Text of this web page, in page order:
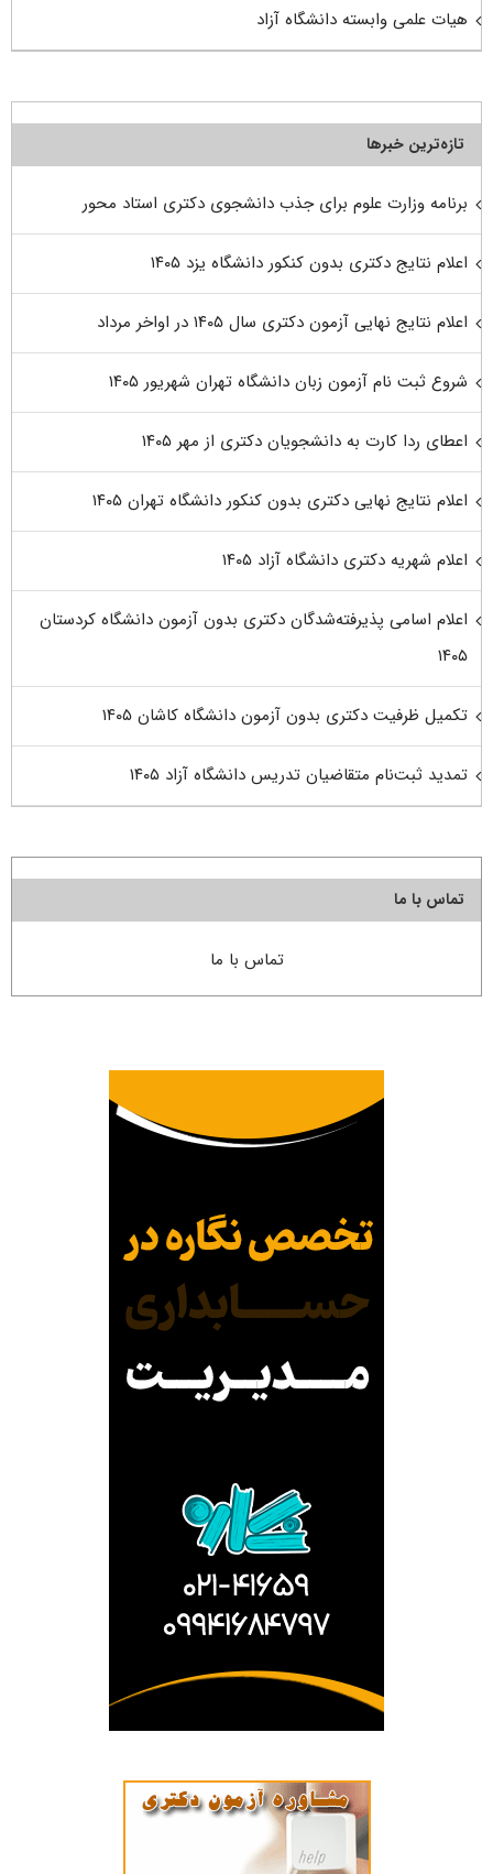
هیات علمی وابسته دانشگاه آزاد
تازه‌ترین خبرها
برنامه وزارت علوم برای جذب دانشجوی دکتری استاد محور
اعلام نتایج دکتری بدون کنکور دانشگاه یزد ۱۴۰۵
اعلام نتایج نهایی آزمون دکتری سال ۱۴۰۵ در اواخر مرداد
شروع ثبت نام آزمون زبان دانشگاه تهران شهریور ۱۴۰۵
اعطای ردا کارت به دانشجویان دکتری از مهر ۱۴۰۵
اعلام نتایج نهایی دکتری بدون کنکور دانشگاه تهران ۱۴۰۵
اعلام شهریه دکتری دانشگاه آزاد ۱۴۰۵
اعلام اسامی پذیرفته‌شدگان دکتری بدون آزمون دانشگاه کردستان
۱۴۰۵
تکمیل ظرفیت دکتری بدون آزمون دانشگاه کاشان ۱۴۰۵
تمدید ثبت‌نام متقاضیان تدریس دانشگاه آزاد ۱۴۰۵
تماس با ما
تماس با ما